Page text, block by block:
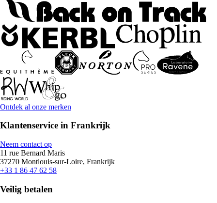
Ontdek al onze merken
Klantenservice in Frankrijk
Neem contact op
11 rue Bernard Maris
37270 Montlouis-sur-Loire, Frankrijk
+33 1 86 47 62 58
Veilig betalen